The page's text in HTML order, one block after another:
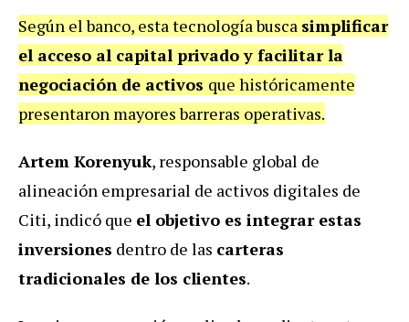
Según el banco, esta tecnología busca simplificar
el acceso al capital privado y facilitar la
negociación de activos que históricamente
presentaron mayores barreras operativas.
Artem Korenyuk, responsable global de
alineación empresarial de activos digitales de
Citi, indicó que el objetivo es integrar estas
inversiones dentro de las carteras
tradicionales de los clientes.